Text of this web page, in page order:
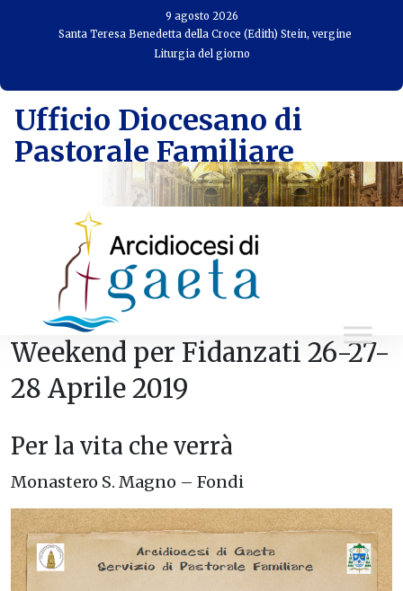
9 agosto 2026
Santa Teresa Benedetta della Croce (Edith) Stein, vergine
Liturgia del giorno
Ufficio Diocesano di
Pastorale Familiare
Weekend per Fidanzati 26-27-
28 Aprile 2019
Per la vita che verrà
Monastero S. Magno – Fondi